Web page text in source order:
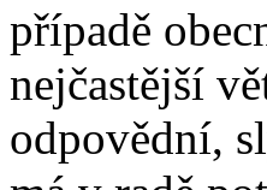
případě
nejčastější
odpovědní,